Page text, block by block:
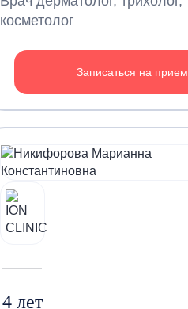
косметолог
Записаться на прием
4 лет